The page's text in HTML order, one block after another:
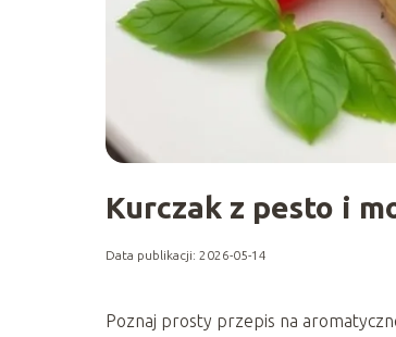
Kurczak z pesto i
Data publikacji: 2026-05-14
Poznaj prosty przepis na